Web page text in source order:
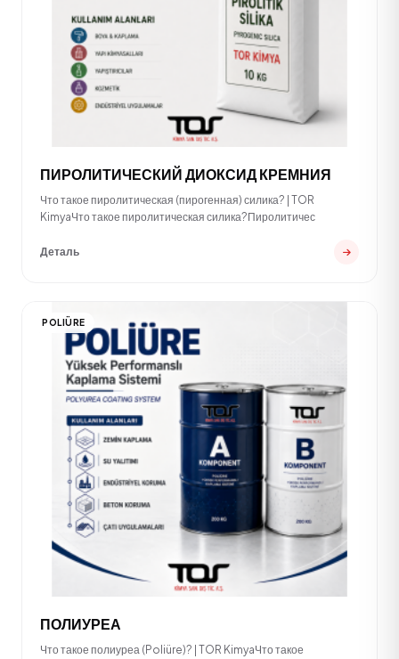
ПИРОЛИТИЧЕСКИЙ ДИОКСИД КРЕМНИЯ
Что такое пиролитическая (пирогенная) силика? | TOR
KimyaЧто такое пиролитическая силика?Пиролитичес
Деталь
POLIÜRE
ПОЛИУРЕА
Что такое полиуреа (Poliüre)? | TOR KimyaЧто такое